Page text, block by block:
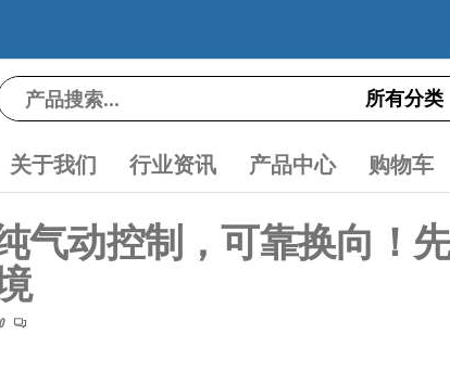
关于我们 行业资讯 产品中心 购物车
纯气动控制，可靠换向！
0